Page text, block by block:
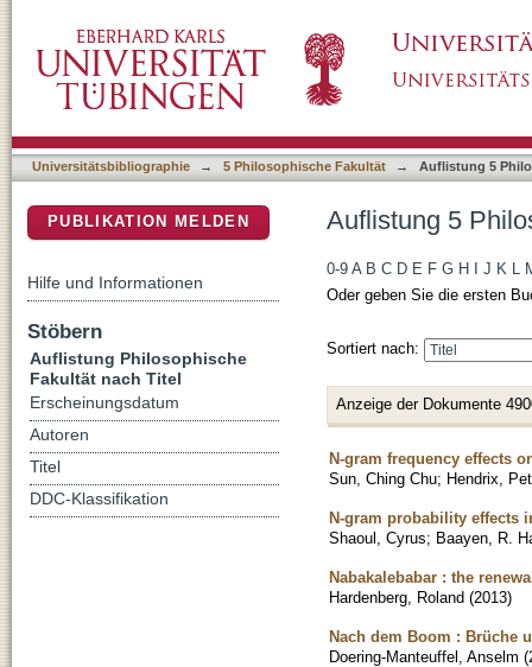
Universitätsbibliographie → 5 Philosophische Fakultät → Auflistung 5
Auflistung 5
0-9 A B C D E F G H J K L
Oder geben Sie die ersten
Sortiert nach:
Anzeige der Dokumente
N-gram frequency effects
Sun, Ching Chu; Hendrix,
N-gram probability effects
Shaoul, Cyrus; Baayen, R.
Nabakalebabar : the
Hardenberg, Roland (2013)
Nach dem Boom : Brüche
Doering-Manteuffel, Anselm (
PUBLIKATION MELDEN
Hilfe und Informationen
Stöbern
Auflistung Philosophische
Fakultät nach Titel
Erscheinungsdatum
Autoren
Titel
DDC-Klassifikation